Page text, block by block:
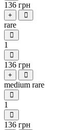
136 грн
+
rare
1
136 грн
+
medium rare
1
136 грн